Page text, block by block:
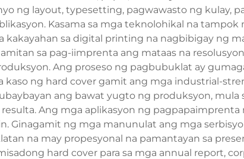
ng layout, typesetting, pagwawasto ng kulay,
Kasama sa mga teknolohikal na
kakayahan sa digital printing na nagbibigay ng
sa pag-iimprenta ang mataas na
Ang proseso ng pagbubuklat ay
ng hard cover gamit ang mga industrial-
ang bawat yugto ng produksyon, mula
Ang mga aplikasyon ng
Ginagamit ng mga manunulat ang mga
na may propesyonal na pamantayan sa
hard cover para sa mga annual report,